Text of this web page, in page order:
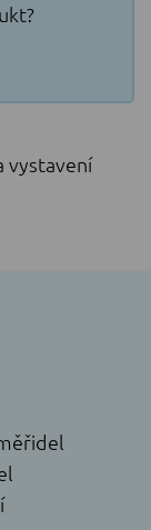
vystavení